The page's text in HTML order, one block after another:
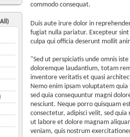
commodo consequat.
Duis aute irure dolor in
fugiat nulla pariatur. Excepteur
culpa qui officia deserunt mollit
"Sed ut perspiciatis unde omnis
doloremque laudantium, totam
inventore veritatis et quasi
Nemo enim ipsam voluptatem
sed quia consequuntur magni
nesciunt. Neque porro quisquam
consectetur, adipisci velit, sed
ut labore et dolore magnam
veniam, quis nostrum